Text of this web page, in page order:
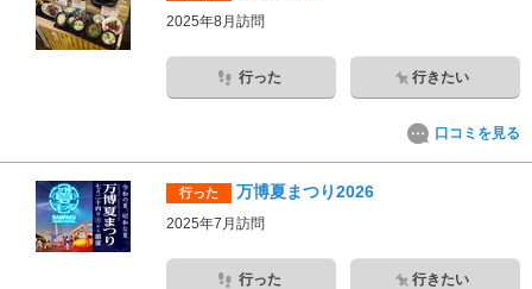
2025年8月訪問
行った 行きたい
口コミを見る
行った 万博夏まつり2026
2025年7月訪問
行った 行きたい